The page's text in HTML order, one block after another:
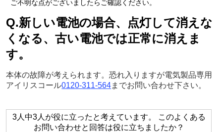
ご不明な点がございましたらご確認ください。
Q.新しい電池の場合、点灯して消えな
くなる、古い電池では正常に消えま
す。
本体の故障が考えられます。恐れ入りますが電気製品専用
アイリスコール0120-311-564までお問い合わせ下さい。
3人中3人が役に立ったと考えています。 このよくある
お問い合わせと回答は役に立ちましたか？